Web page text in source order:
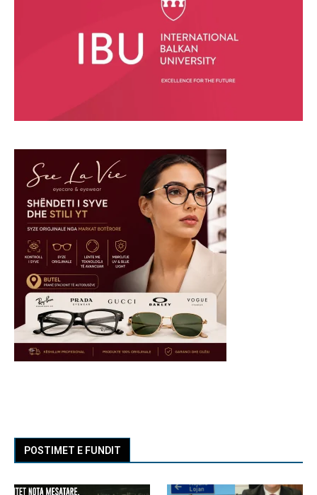
POSTIMET E FUNDIT